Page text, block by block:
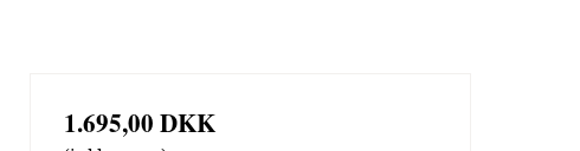
1.695,00 DKK